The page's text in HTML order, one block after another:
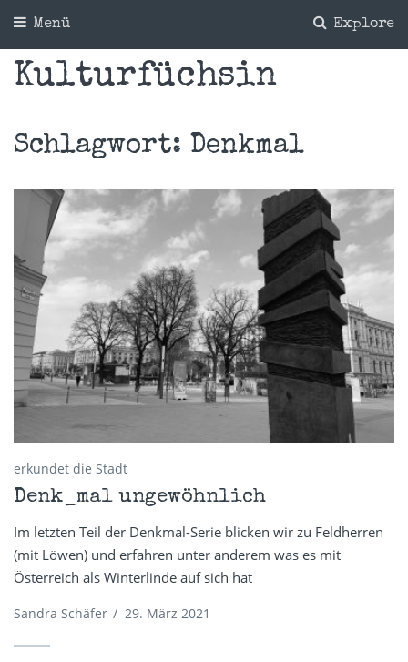
Explore
Menü
Kulturfüchsin
Schlagwort: Denkmal
erkundet die Stadt
Denk_mal ungewöhnlich
Im letzten Teil der Denkmal-Serie blicken wir zu Feldherren
(mit Löwen) und erfahren unter anderem was es mit
Österreich als Winterlinde auf sich hat
Sandra Schäfer / 29. März 2021